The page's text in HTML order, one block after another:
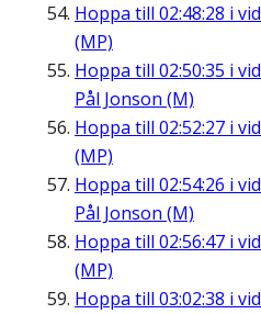
Hoppa till 02:48:28 i
(MP)
Hoppa till 02:50:35 i
Pål Jonson (M)
Hoppa till 02:52:27 i
(MP)
Hoppa till 02:54:26 i
Pål Jonson (M)
Hoppa till 02:56:47 i
(MP)
Hoppa till 03:02:38 i